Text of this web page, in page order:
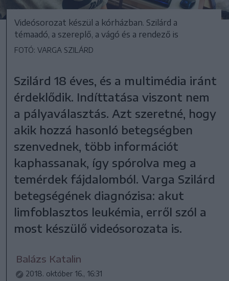
Videósorozat készül a kórházban. Szilárd a
témaadó, a szereplő, a vágó és a rendező is
FOTÓ: VARGA SZILÁRD
Szilárd 18 éves, és a multimédia iránt
érdeklődik. Indíttatása viszont nem
a pályaválasztás. Azt szeretné, hogy
akik hozzá hasonló betegségben
szenvednek, több információt
kaphassanak, így spórolva meg a
temérdek fájdalomból. Varga Szilárd
betegségének diagnózisa: akut
limfoblasztos leukémia, erről szól a
most készülő videósorozata is.
Balázs Katalin
2018. október 16., 16:31